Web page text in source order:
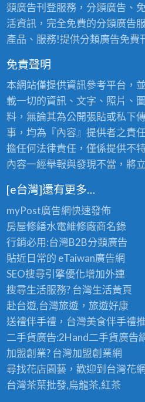
類廣告刊登服務，分類廣告、
活資訊，完全免費的分類廣告
產品、服務!提供分類廣告免費
免責聲明
本網站僅提供資訊參考平台，
載一切的資訊、文字、照片、
料，無論其為公開張貼或私下
事，均為『內容』提供者之責
擔任何法律責任，僅係提供不
內容一經舉報與發現不當，將
[e台灣]還有更多…
myPost廣告網快速發佈
房屋修繕水電維修廠商名錄
行銷必用:台灣B2B分類廣告
貼近日常的 eTaiwan廣告網
SEO搜尋引擎優化增加外連
搜尋生活服務? 台灣生活黃頁
赴台遊,台灣旅遊，旅遊好康
送禮伴手禮，台灣美食伴手禮
二手貨廣告:2Hand二手貨廣告
加盟創業? 台灣加盟創業網
尋找花店園藝，歡迎到台灣花網
台灣茶葉批發,烏龍茶,紅茶